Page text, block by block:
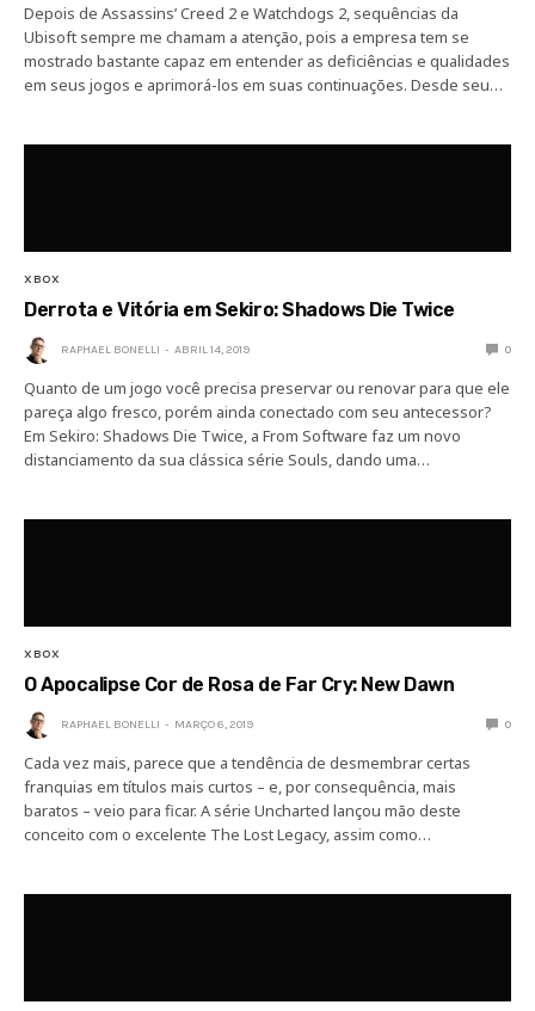
Depois de Assassins’ Creed 2 e Watchdogs 2, sequências da
Ubisoft sempre me chamam a atenção, pois a empresa tem se
mostrado bastante capaz em entender as deficiências e qualidades
em seus jogos e aprimorá-los em suas continuações. Desde seu…
XBOX
Derrota e Vitória em Sekiro: Shadows Die Twice
RAPHAEL BONELLI ABRIL 14, 2019 0
Quanto de um jogo você precisa preservar ou renovar para que ele
pareça algo fresco, porém ainda conectado com seu antecessor?
Em Sekiro: Shadows Die Twice, a From Software faz um novo
distanciamento da sua clássica série Souls, dando uma…
XBOX
O Apocalipse Cor de Rosa de Far Cry: New Dawn
RAPHAEL BONELLI MARÇO 6, 2019 0
Cada vez mais, parece que a tendência de desmembrar certas
franquias em títulos mais curtos – e, por consequência, mais
baratos – veio para ficar. A série Uncharted lançou mão deste
conceito com o excelente The Lost Legacy, assim como…